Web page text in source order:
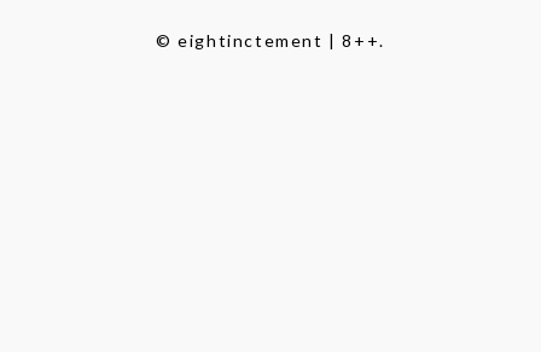
© eightinctement | 8++.